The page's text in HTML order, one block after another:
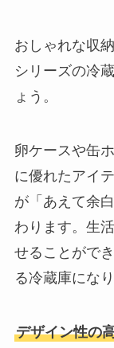
おしゃれな収
シリーズの冷
ょう。
卵ケースや缶
に優れたアイ
が「あえて余
わります。生
せることがで
る冷蔵庫になり
デザイン性の